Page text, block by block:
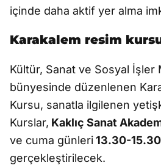
içinde daha aktif yer alma
Karakalem resim
Kültür, Sanat ve Sosyal İşler
bünyesinde düzenlenen
Kursu, sanatla ilgilenen
Kurslar, Kaklıç Sanat
ve cuma günleri13.30-15.30
gerçekleştirilecek.